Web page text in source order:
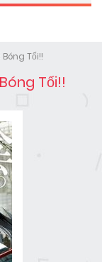
Tối!!
Tối!!